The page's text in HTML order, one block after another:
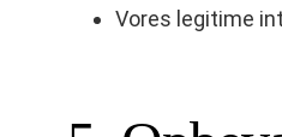
Vores legitime